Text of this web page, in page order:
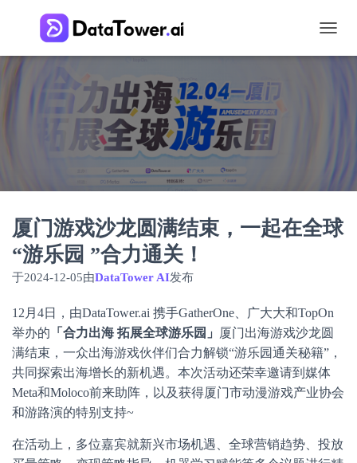
换
厦门游戏沙龙圆满结束，一起在全球
“游乐园 ”合力通关！
于2024-12-05由DataTower AI发布
12月4日，由DataTower.ai 携手GatherOne、广大大和TopOn
举办的 「合力出海 拓展全球游乐园」
厦门出海游戏沙龙圆
满结束，一众出海游戏伙伴们合力解锁“游乐园通关秘籍”，
共同探索出海增长的新机遇。本次活动还荣幸邀请到媒体
Meta和Moloco前来助阵，以及获得厦门市动漫游戏产业协会
和游路演的特别支持~
在活动上，多位嘉宾就新兴市场机遇、全球营销趋势、投放